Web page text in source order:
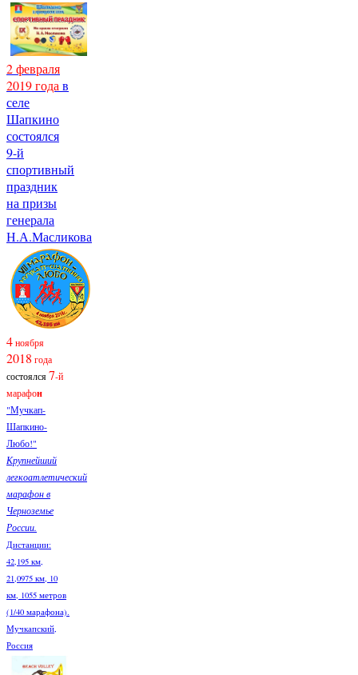
2 февраля
2019 годав
селе
Шапкино
состоялся
9-й
спортивный
праздник
на призы
генерала
Н.А.Масликова
4ноября
2018 года
состоялся7-й
марафон
"Мучкап-
Шапкино-
Любо!"
Крупнейший
легкоатлетический
марафон в
Черноземье
России.
Дистанции:
42,195 км,
21,0975 км, 10
км, 1055 метров
(1/40 марафона).
Мучкапский,
Россия